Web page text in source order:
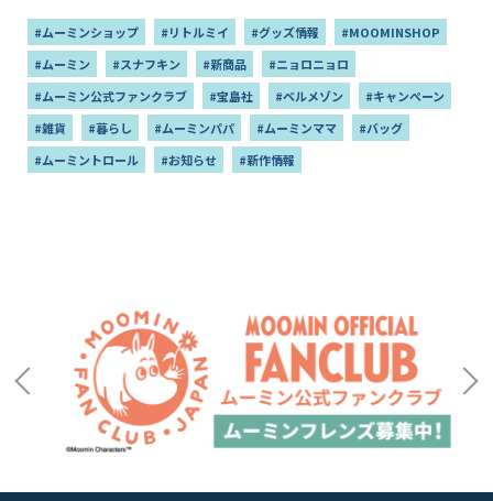
#ムーミンショップ #リトルミイ #グッズ情報
#MOOMINSHOP
#ムーミン
#スナフキン #新商品
#ニョロニョロ
#ムーミン公式ファンクラブ
#宝島社 #ベルメゾン
#キャンペーン
#雑貨
#暮らし #ムーミンパパ #ムーミンママ
#バッグ
#ムーミントロール
#お知らせ #新作情報